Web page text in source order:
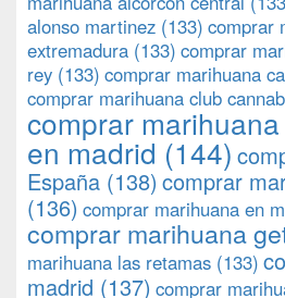
alonso martinez (133) comprar
extremadura (133) comprar
rey (133) comprar marihuana
comprar marihuana club
comprar
en madrid (144)
España (138) comprar
(136) comprar marihuana en
comprar marihuana
marihuana las retamas (133)
madrid (137) comprar